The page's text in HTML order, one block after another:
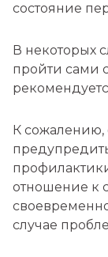
состояние
В некоторых
пройти сами
К
отношение к
случае